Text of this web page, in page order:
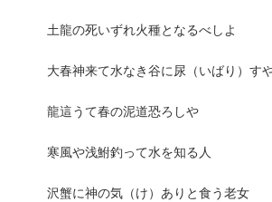
土龍の死いずれ火種となるべしよ
大春神来て水なき谷に尿（いばり）す
龍這うて春の泥道恐ろしや
寒風や浅鮒釣って水を知る人
沢蟹に神の気（け）ありと食う老女